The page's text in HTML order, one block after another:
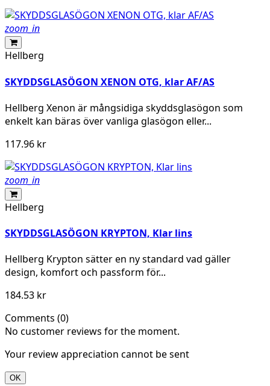
zoom_in
Hellberg
SKYDDSGLASÖGON XENON OTG, klar AF/AS
Hellberg Xenon är mångsidiga skyddsglasögon som
enkelt kan bäras över vanliga glasögon eller...
117.96 kr
zoom_in
Hellberg
SKYDDSGLASÖGON KRYPTON, Klar lins
Hellberg Krypton sätter en ny standard vad gäller
design, komfort och passform för...
184.53 kr
Comments (0)
No customer reviews for the moment.
Your review appreciation cannot be sent
OK